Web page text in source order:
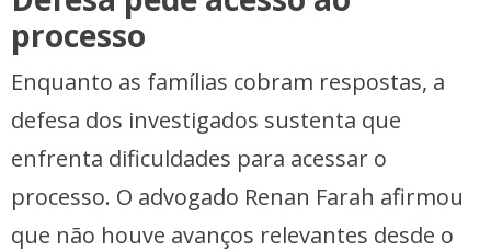
processo
Enquanto as famílias cobram respostas, a
defesa dos investigados sustenta que
enfrenta dificuldades para acessar o
processo. O advogado Renan Farah afirmou
que não houve avanços relevantes desde o